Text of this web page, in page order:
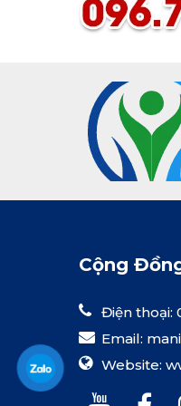
hành trình
những năm
thập kỷ nỗ
cho những ai
bạch huyết,
phương pháp
nhiên. Hãy
phương pháp
kỹ thuật, mà
Cộng
Điện thoại:
Email:
Website: